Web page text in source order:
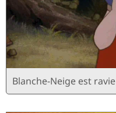
Blanche-Neige est ravie